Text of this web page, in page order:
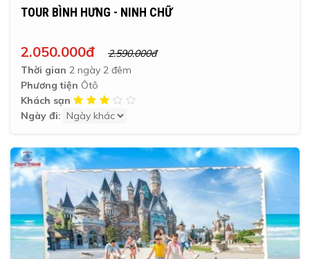
TOUR BÌNH HƯNG - NINH CHỮ
2.050.000đ
2.590.000đ
Thời gian 2 ngày 2 đêm
Phương tiện Ôtô
Khách sạn
Ngày đi: